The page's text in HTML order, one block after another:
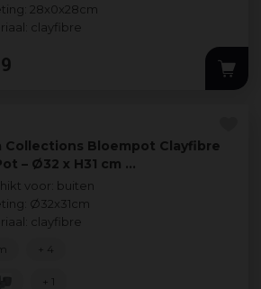
28x0x28cm
clayfibre
Collections Bloempot Clayfibre
– Ø32 x H31 cm …
voor: buiten
Ø32x31cm
clayfibre
+ 4
+ 1